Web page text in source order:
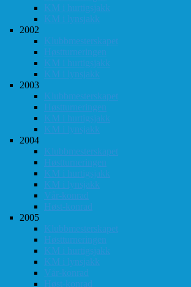
KM i hurtigsjakk
KM i lynsjakk
2002
Klubbmesterskapet
Høstturneringen
KM i hurtigsjakk
KM i lynsjakk
2003
Klubbmesterskapet
Høstturneringen
KM i hurtigsjakk
KM i lynsjakk
2004
Klubbmesterskapet
Høstturneringen
KM i hurtigsjakk
KM i lynsjakk
Vår-konrad
Høst-konrad
2005
Klubbmesterskapet
Høstturneringen
KM i hurtigsjakk
KM i lynsjakk
Vår-konrad
Høst-konrad